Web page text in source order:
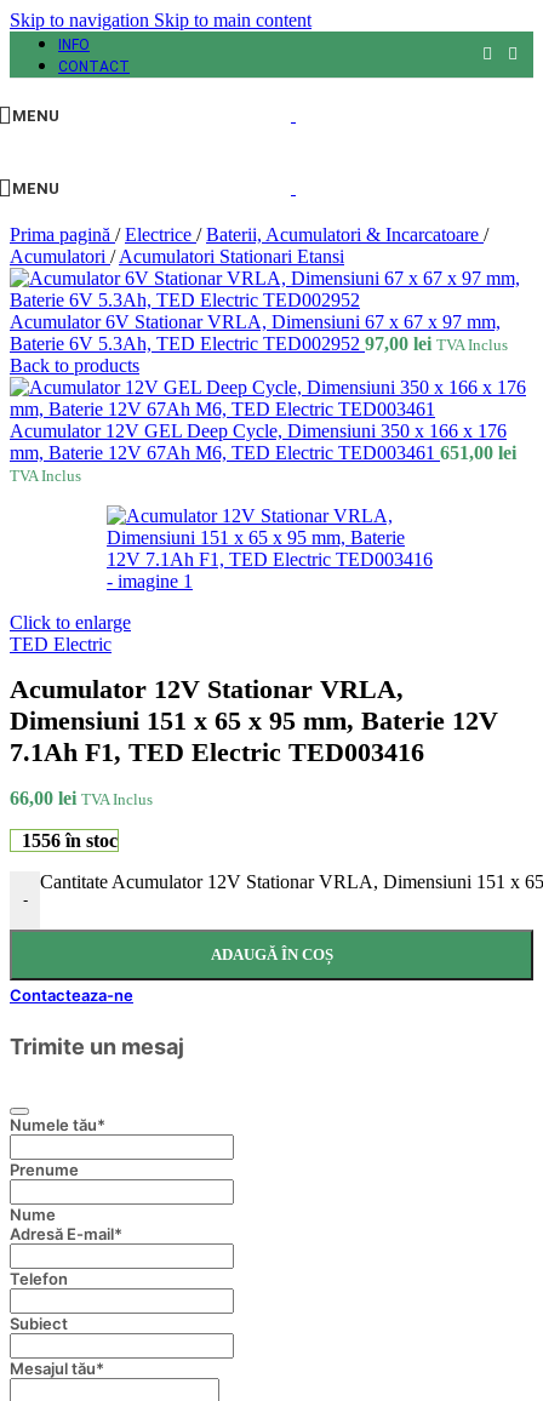
Skip to navigation Skip to main content
INFO
CONTACT
MENU
MENU
Prima pagină / Electrice / Baterii, Acumulatori & Incarcatoare /
Acumulatori / Acumulatori Stationari Etansi
Acumulator 6V Stationar VRLA, Dimensiuni 67 x 67 x 97 mm,
Baterie 6V 5.3Ah, TED Electric TED002952 97,00 lei TVA Inclus
Back to products
Acumulator 12V GEL Deep Cycle, Dimensiuni 350 x 166 x 176
mm, Baterie 12V 67Ah M6, TED Electric TED003461 651,00 lei
TVA Inclus
Click to enlarge
TED Electric
Acumulator 12V Stationar VRLA,
Dimensiuni 151 x 65 x 95 mm, Baterie 12V
7.1Ah F1, TED Electric TED003416
66,00 lei TVA Inclus
1556 în stoc
-
Cantitate Acumulator 12V Stationar VRLA, Dimensiuni 151 x
ADAUGĂ ÎN COȘ
Contacteaza-ne
Trimite un mesaj
Numele tău*
Prenume
Nume
Adresă E-mail*
Telefon
Subiect
Mesajul tău*